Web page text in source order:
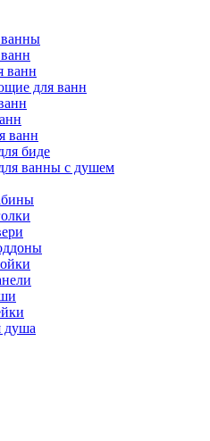
ванн
для ванн
ванн
биде
ванны с душем
душа